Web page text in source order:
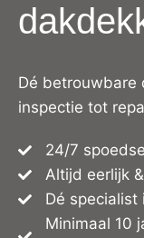
Dé betrouwbare
inspectie tot
24/7
Altijd eerlijk
Dé specialist
Minimaal 10